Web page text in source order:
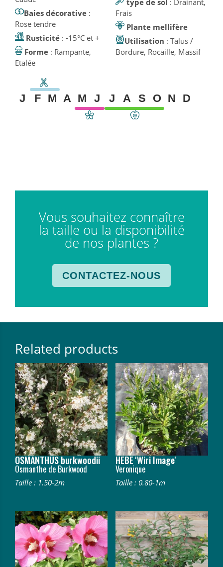
Baies décorative
Rose tendre
Rusticité : -15°C et +
Forme : Rampante,
Etalée
type de sol : Drainant,
Frais
Plante mellifère
Utilisation : Talus /
Bordure, Rocaille, Massif
J F M A M J J A S O N D
Vous souhaitez connaître
la taille ou la disponibilité
de nos plantes ?
CONTACTEZ-NOUS
Related products
OSMANTHUS burkwoodii
Osmanthe de Burkwood
Taille : 1.50-2m
HEBE 'Wiri Image'
Veronique
Taille : 0.80-1m